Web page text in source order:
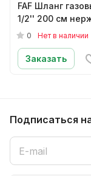
FAF Шланг
1/2'' 200 см
0 Нет в наличии
Заказать
Подписаться